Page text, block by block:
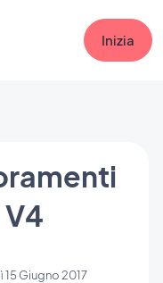
Inizia
15 Giugno 2017